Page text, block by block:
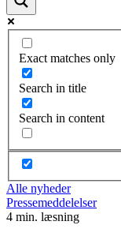
Exact matches only
Search in title
Search in content
Alle nyheder
Pressemeddelelser
4 min. læsning